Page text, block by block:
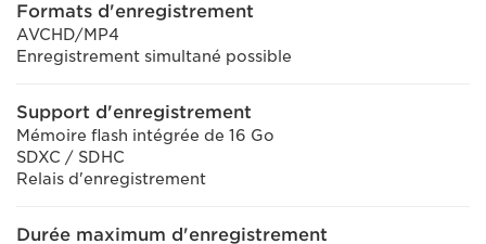
Formats d'enregistrement
AVCHD/MP4
Enregistrement simultané possible
Support d'enregistrement
Mémoire flash intégrée de 16 Go
SDXC / SDHC
Relais d'enregistrement
Durée maximum d'enregistrement